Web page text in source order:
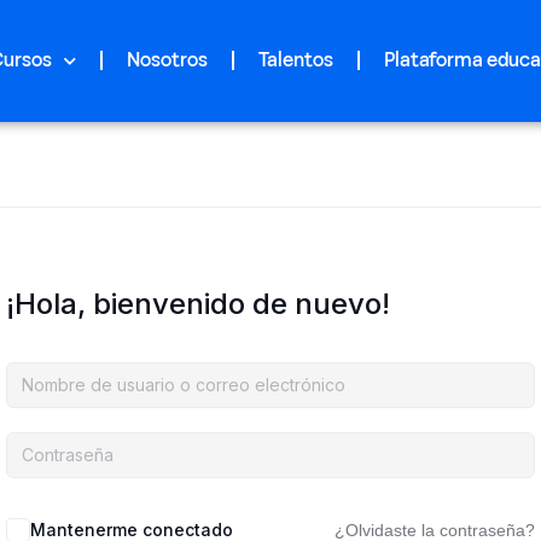
Nosotros Talentos Plataforma
¡Hola, bienvenido de nuevo!
Mantenerme conectado ¿Olvidaste la contraseña?